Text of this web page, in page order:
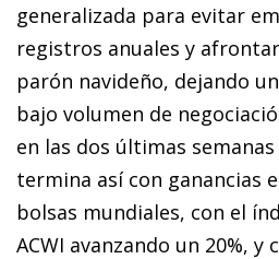
generalizada para evitar
registros anuales y
parón navideño, dejando
bajo volumen de
en las dos últimas semanas
termina así con ganancias
bolsas mundiales, con el
ACWI avanzando un 20%, y